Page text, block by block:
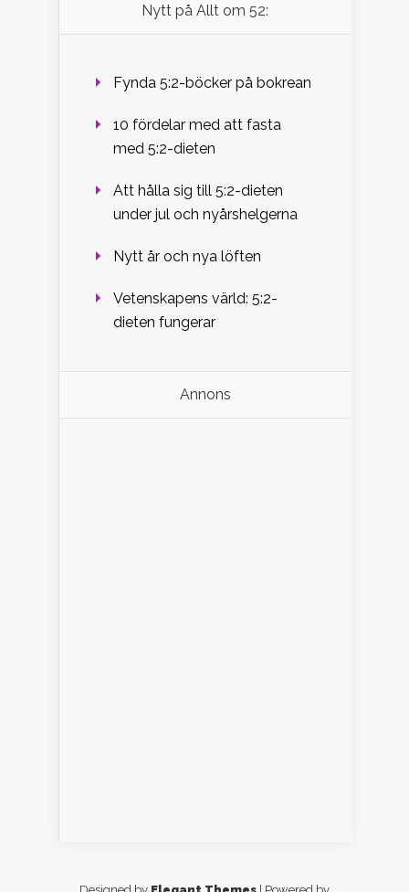
Nytt på Allt om 52:
Fynda 5:2-böcker på bokrean
10 fördelar med att fasta
med 5:2-dieten
Att hålla sig till 5:2-dieten
under jul och nyårshelgerna
Nytt år och nya löften
Vetenskapens värld: 5:2-
dieten fungerar
Annons
Designed by Elegant Themes | Powered by